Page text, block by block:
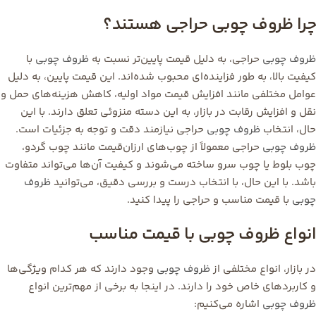
چرا ظروف چوبی حراجی هستند؟
ظروف چوبی حراجی، به دلیل قیمت پایین‌تر نسبت به ظروف چوبی با
کیفیت بالا، به طور فزاینده‌ای محبوب شده‌اند. این قیمت پایین، به دلیل
عوامل مختلفی مانند افزایش قیمت مواد اولیه، کاهش هزینه‌های حمل و
نقل و افزایش رقابت در بازار، به این دسته منزوئی تعلق دارند. با این
حال، انتخاب ظروف چوبی حراجی نیازمند دقت و توجه به جزئیات است.
ظروف چوبی حراجی معمولاً از چوب‌های ارزان‌قیمت مانند چوب گردو،
چوب بلوط یا چوب سرو ساخته می‌شوند و کیفیت آن‌ها می‌تواند متفاوت
باشد. با این حال، با انتخاب درست و بررسی دقیق، می‌توانید ظروف
چوبی با قیمت مناسب و حراجی را پیدا کنید.
انواع ظروف چوبی با قیمت مناسب
در بازار، انواع مختلفی از ظروف چوبی وجود دارند که هر کدام ویژگی‌ها
و کاربردهای خاص خود را دارند. در اینجا به برخی از مهم‌ترین انواع
ظروف چوبی اشاره می‌کنیم: